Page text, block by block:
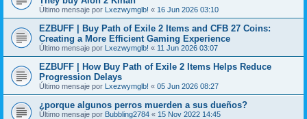
Último mensaje por Lxezwymglb! « 16 Jun 2026 03:10
EZBUFF | Buy Path of Exile 2 Items and CFB 27 Coins:
Creating a More Efficient Gaming Experience
Último mensaje por Lxezwymglb! « 11 Jun 2026 03:07
EZBUFF | How Buy Path of Exile 2 Items Helps Reduce
Progression Delays
Último mensaje por Lxezwymglb! « 05 Jun 2026 08:27
¿porque algunos perros muerden a sus dueños?
Último mensaje por Bubbling2784 « 15 Nov 2022 14:45